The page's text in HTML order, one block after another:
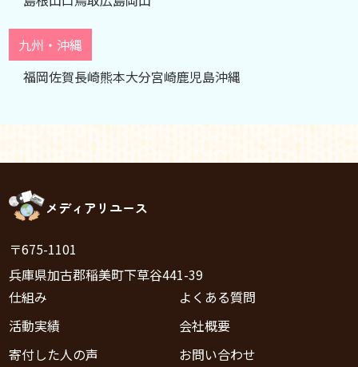
九州・沖縄
福岡佐賀長崎熊本大分宮崎鹿児島沖縄
メディアリユース
〒675-1101
兵庫県加古郡稲美町下草谷441-39
仕組み
活動実績
寄付した人の声
よくある質問
会社概要
お問い合わせ